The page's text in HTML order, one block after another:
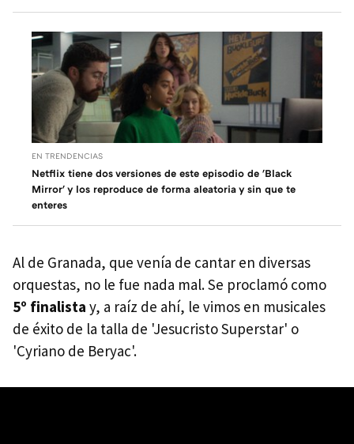
EN TRENDENCIAS
Netflix tiene dos versiones de este episodio de 'Black
Mirror' y los reproduce de forma aleatoria y sin que te
enteres
Al de Granada, que venía de cantar en diversas
orquestas, no le fue nada mal. Se proclamó como
5º finalista y, a raíz de ahí, le vimos en musicales
de éxito de la talla de 'Jesucristo Superstar' o
'Cyriano de Beryac'.